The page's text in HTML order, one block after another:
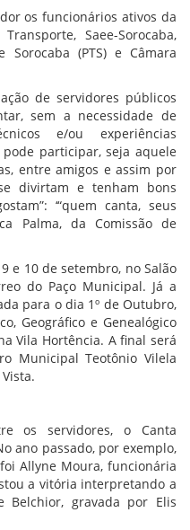
os funcionários ativos da
Saee-Sorocaba,
Sorocaba (PTS) e Câmara
de servidores públicos
sem a necessidade de
e/ou experiências
participar, seja aquele
entre amigos e assim por
divirtam e tenham bons
‘“quem canta, seus
Palma, da Comissão de
e 10 de setembro, no Salão
do Paço Municipal. Já a
para o dia 1º de Outubro,
Geográfico e Genealógico
Vila Hortência. A final será
Municipal Teotônio Vilela
os servidores, o Canta
ano passado, por exemplo,
Allyne Moura, funcionária
a vitória interpretando a
Belchior, gravada por Elis